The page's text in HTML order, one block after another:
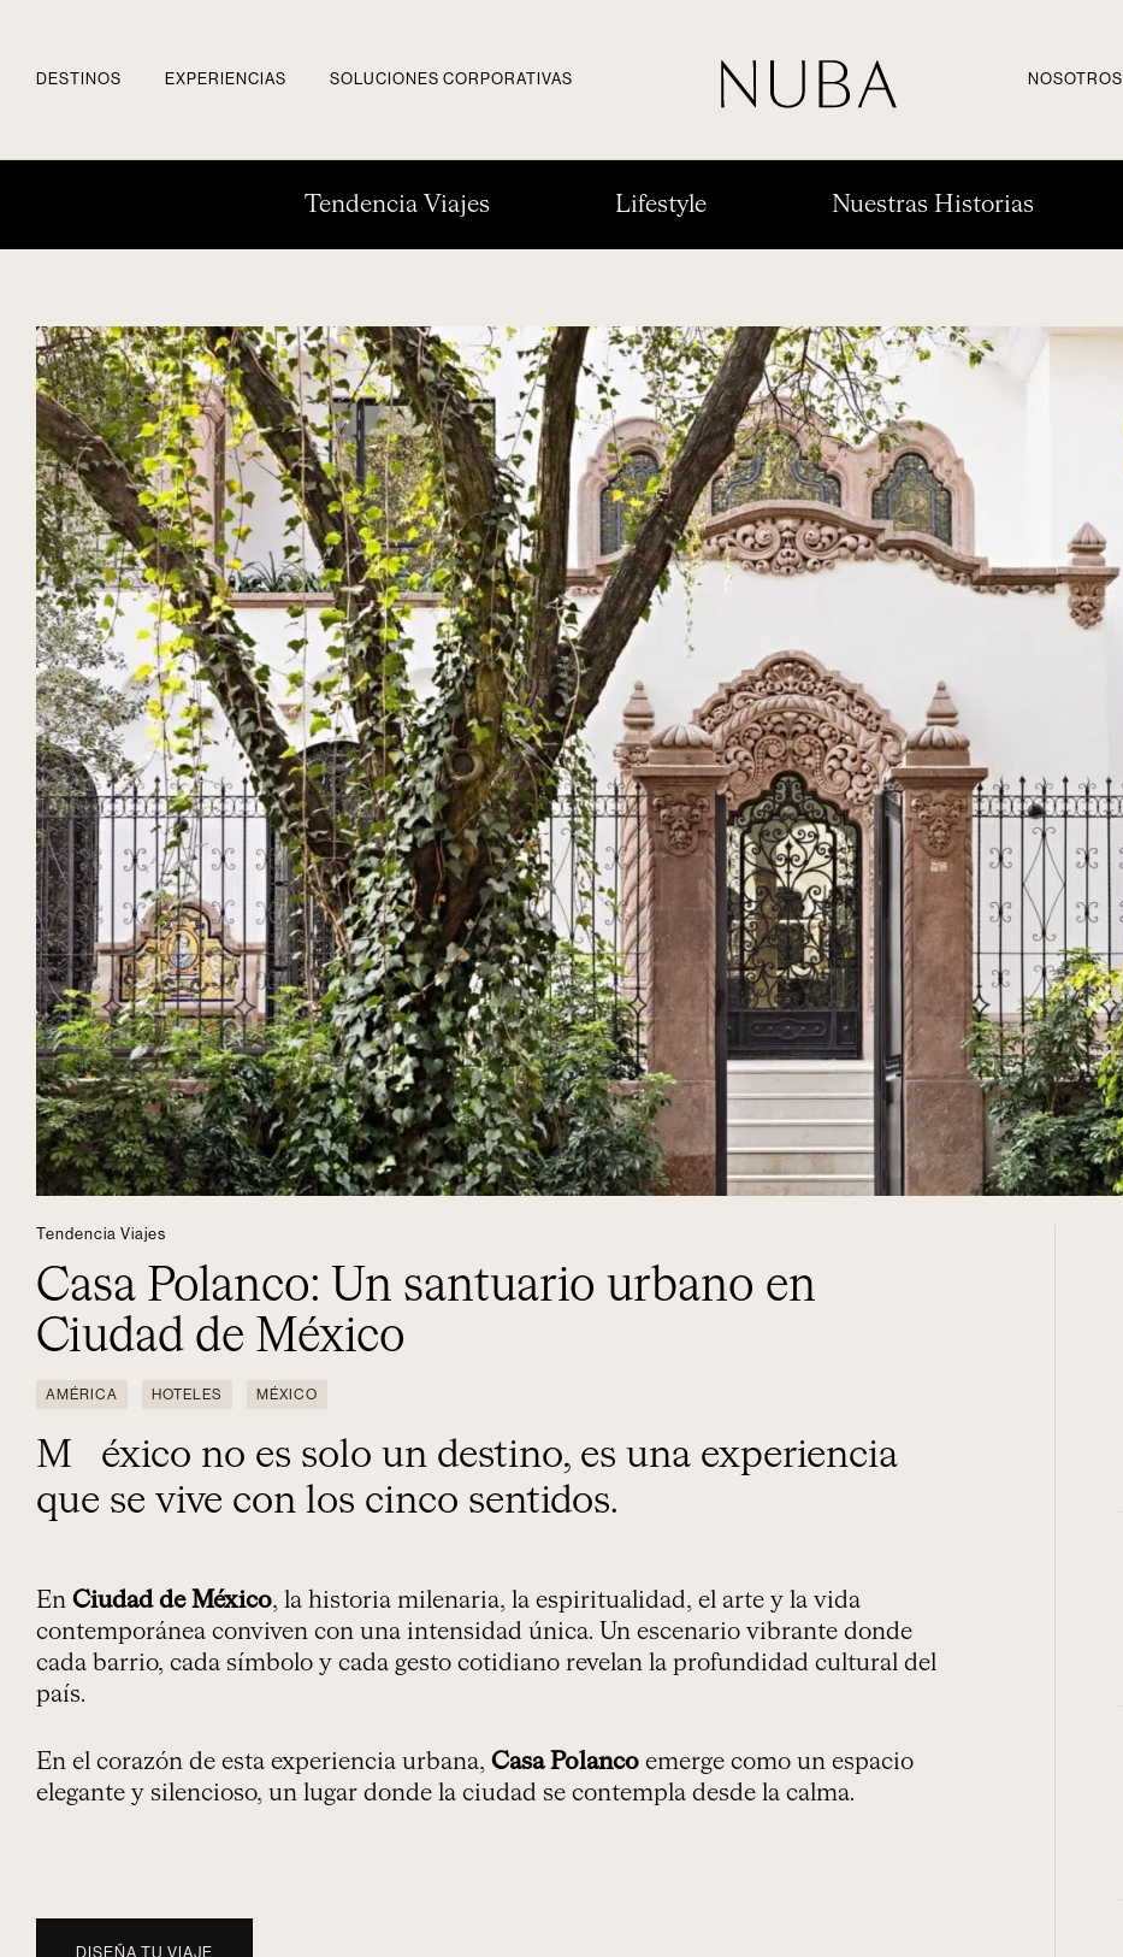
DESTINOS EXPERIENCIAS SOLUCIONES CORPORATIVAS NOSOTROS
Tendencia Viajes Lifestyle Nuestras Historias
Tendencia Viajes
Casa Polanco: Un santuario urbano en
Ciudad de México
AMÉRICA HOTELES MÉXICO
México no es solo un destino, es una experiencia
que se vive con los cinco sentidos.
En Ciudad de México, la historia milenaria, la espiritualidad, el arte y la vida
contemporánea conviven con una intensidad única. Un escenario vibrante donde
cada barrio, cada símbolo y cada gesto cotidiano revelan la profundidad cultural del
país.
En el corazón de esta experiencia urbana, Casa Polanco emerge como un espacio
elegante y silencioso, un lugar donde la ciudad se contempla desde la calma.
DISEÑA TU VIAJE